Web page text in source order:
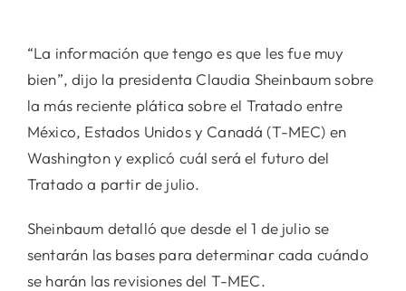
“La información que tengo es que les fue muy
bien”, dijo la presidenta Claudia Sheinbaum sobre
la más reciente plática sobre el Tratado entre
México, Estados Unidos y Canadá (T-MEC) en
Washington y explicó cuál será el futuro del
Tratado a partir de julio.
Sheinbaum detalló que desde el 1 de julio se
sentarán las bases para determinar cada cuándo
se harán las revisiones del T-MEC.